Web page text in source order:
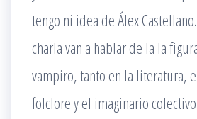
tengo ni idea de Álex
charla van a hablar de la la
vampiro, tanto en la literatura,
folclore y el imaginario